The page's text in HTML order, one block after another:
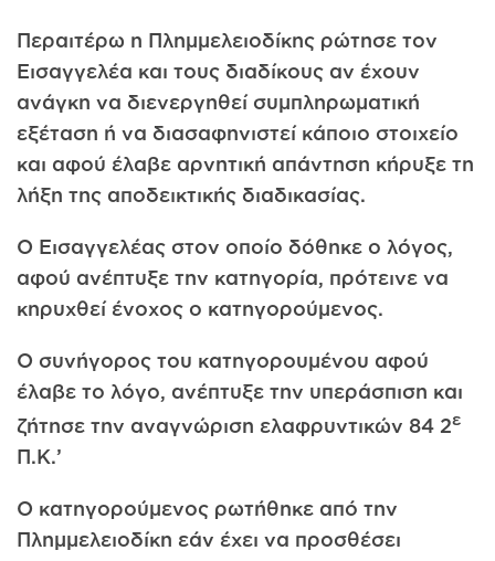
Περαιτέρω η Πλημμελειοδίκης ρώτησε τον
Εισαγγελέα και τους διαδίκους αν έχουν
ανάγκη να διενεργηθεί συμπληρωματική
εξέταση ή να διασαφηνιστεί κάποιο στοιχείο
και αφού έλαβε αρνητική απάντηση κήρυξε τη
λήξη της αποδεικτικής διαδικασίας.
Ο Εισαγγελέας στον οποίο δόθηκε ο λόγος,
αφού ανέπτυξε την κατηγορία, πρότεινε να
κηρυχθεί ένοχος ο κατηγορούμενος.
Ο συνήγορος του κατηγορουμένου αφού
έλαβε το λόγο, ανέπτυξε την υπεράσπιση και
ζήτησε την αναγνώριση ελαφρυντικών 84 2ε
Π.Κ.’
Ο κατηγορούμενος ρωτήθηκε από την
Πλημμελειοδίκη εάν έχει να προσθέσει